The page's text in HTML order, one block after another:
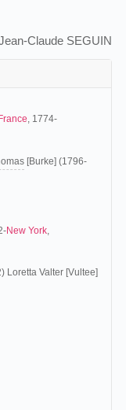
Claude SEGUIN
France, 1774-
[Burke] (1796-
New York,
Loretta Valter [Vultee]